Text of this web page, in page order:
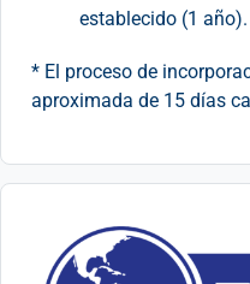
establecido (1 año).
* El proceso de
aproximada de 15 días